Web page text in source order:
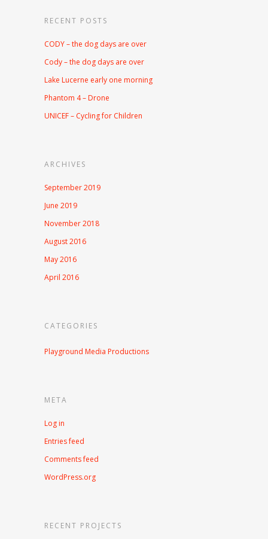
RECENT POSTS
CODY – the dog days are over
Cody – the dog days are over
Lake Lucerne early one morning
Phantom 4 – Drone
UNICEF – Cycling for Children
ARCHIVES
September 2019
June 2019
November 2018
August 2016
May 2016
April 2016
CATEGORIES
Playground Media Productions
META
Log in
Entries feed
Comments feed
WordPress.org
RECENT PROJECTS